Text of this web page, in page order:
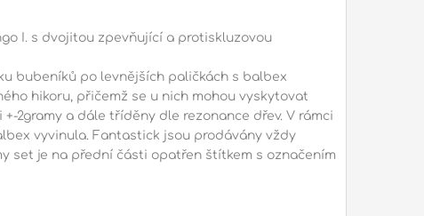
I. s dvojitou zpevňující a protiskluzovou
bubeníků po levnějších paličkách s balbex
hikoru, přičemž se u nich mohou vyskytovat
2gramy a dále tříděny dle rezonance dřev. V rámci
vyvinula. Fantastick jsou prodávány vždy
set je na přední části opatřen štítkem s označením